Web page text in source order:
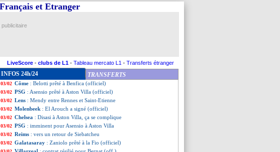
et Etranger
LiveScore - clubs de L1 - Tableau mercato L1 - Transferts étranger
INFOS 24h/24 TRANSFERTS
03/02 Rennes : Ait Boudlal et Østigård sur le départ ?
03/02 Chelsea
03/02 Vérone : Sishuba en route pour Rennes
03/02 Angers: Lopy prêté à Pau (officiel)
03/02 Côme : Belotti prêté à Benfica (officiel)
03/02 PSG : Asensio prêté à Aston Villa (officiel)
03/02 Lens : Mendy entre Rennes et Saint-Etienne
03/02 Molenbeek : El Arouch a signé (officiel)
03/02 Chelsea : Disasi à Aston Villa, ça se complique
03/02 PSG : imminent pour Asensio à Aston Villa
03/02 Reims : vers un retour de Siebatcheu
03/02 Galatasaray : Zaniolo prêté à la Fio (officiel)